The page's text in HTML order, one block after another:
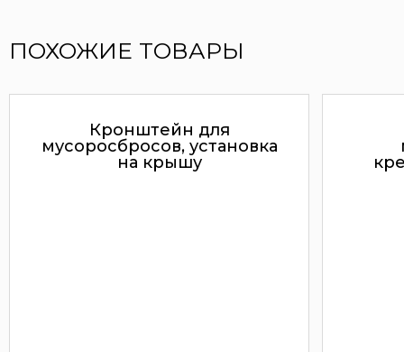
ПОХОЖИЕ ТОВАРЫ
Кронштейн для
мусоросбросов, установка
на крышу